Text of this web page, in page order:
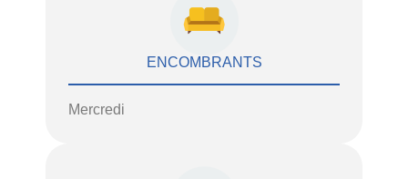
ENCOMBRANTS
Mercredi